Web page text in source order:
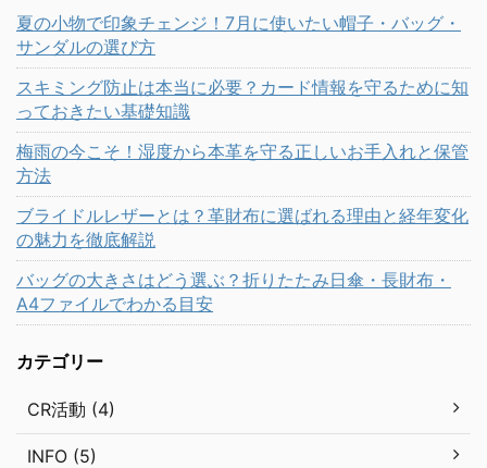
夏の小物で印象チェンジ！7月に使いたい帽子・バッグ・
サンダルの選び方
スキミング防止は本当に必要？カード情報を守るために知
っておきたい基礎知識
梅雨の今こそ！湿度から本革を守る正しいお手入れと保管
方法
ブライドルレザーとは？革財布に選ばれる理由と経年変化
の魅力を徹底解説
バッグの大きさはどう選ぶ？折りたたみ日傘・長財布・
A4ファイルでわかる目安
カテゴリー
CR活動 (4)
INFO (5)